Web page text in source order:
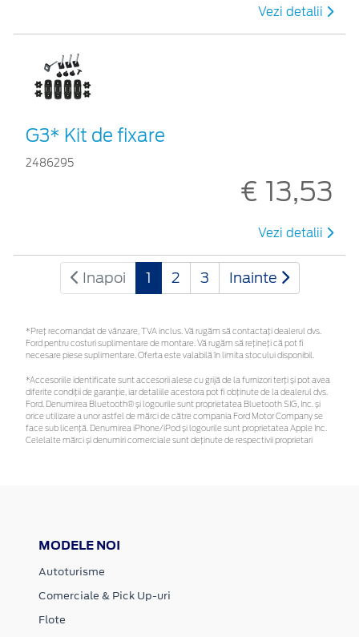
Vezi detalii
G3* Kit de fixare
2486295
€ 13,53
Vezi detalii
Inapoi 1 2 3 Inainte
*Preţ recomandat de vânzare, TVA inclus. Vă rugăm să contactaţi dealerul dvs.
Ford pentru costuri suplimentare de montare. Vă rugăm să rețineți că pot fi
necesare piese suplimentare. Oferta este valabilă în limita stocului disponibil.
*Accesoriile identificate sunt accesorii alese cu grijă de la furnizori terți și pot avea
diferite condiții de garanție, iar detaliile acestora pot fi obținute de la dealerul dvs.
Ford. Denumirea Bluetooth® și logourile sunt proprietatea Bluetooth SIG, Inc. și
orice utilizare a unor astfel de mărci de către compania Ford Motor Company se
face sub licență. Denumirea iPhone/iPod și logourile sunt proprietatea Apple Inc.
Celelalte mărci și denumiri comerciale sunt deținute de respectivii proprietari
MODELE NOI
Autoturisme
Comerciale & Pick Up-uri
Flote